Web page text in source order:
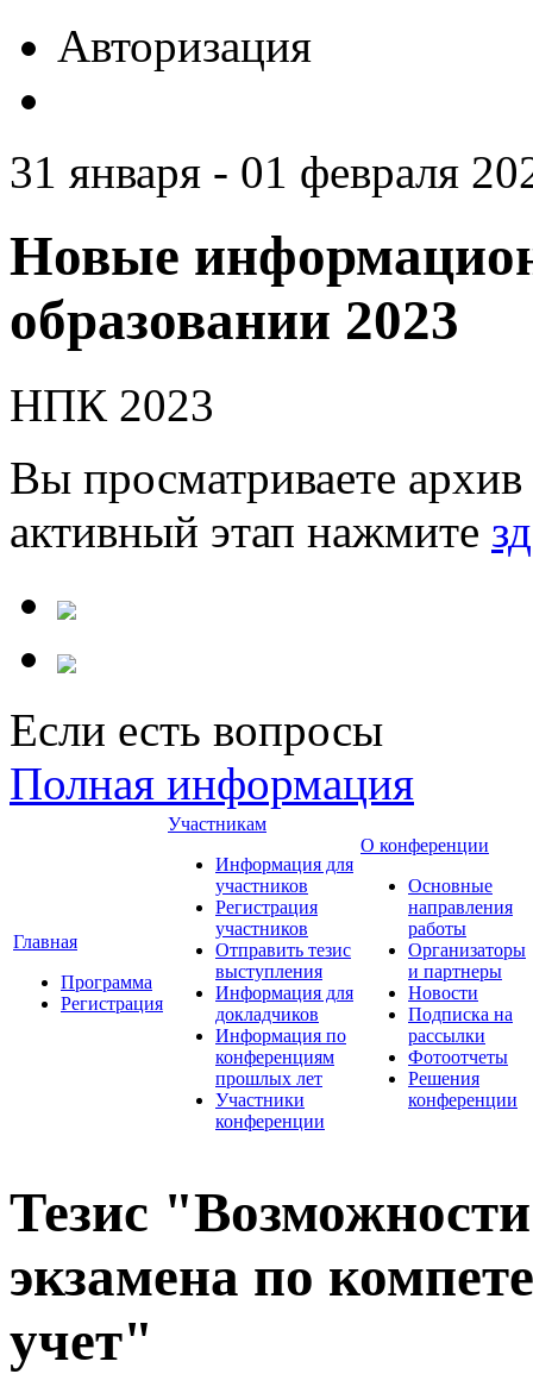
Авторизация
31 января - 01 февраля
Новые
образовании 2023
НПК 2023
Вы просматриваете
активный этап нажмите
Если есть вопросы
Полная информация
Главная
Программа
Регистрация
Участникам
Информация для
участников
Регистрация
участников
Отправить тезис
выступления
Информация для
докладчиков
Информация по
конференциям
прошлых лет
Участники
конференции
О конференции
Основные
направления
работы
Организаторы
и партнеры
Новости
Подписка на
рассылки
Фотоотчеты
Решения
конференции
Тезис
экзамена по
учет"